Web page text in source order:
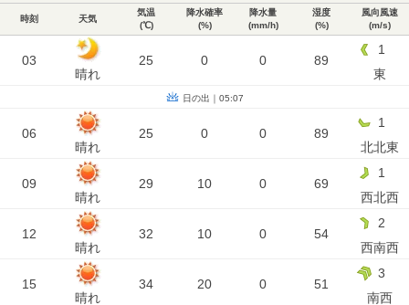
時刻 天気
気温
(℃)
降水確率
(%)
降水量
(mm/h)
湿度
(%)
風向風速
(m/s)
03
晴れ
25 0 0 89
1
東
日の出｜05:07
06
晴れ
25 0 0 89
1
北北東
09
晴れ
29 10 0 69
1
西北西
12
晴れ
32 10 0 54
2
西南西
15
晴れ
34 20 0 51
3
南西